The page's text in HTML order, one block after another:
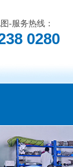
-服务热线：
0280